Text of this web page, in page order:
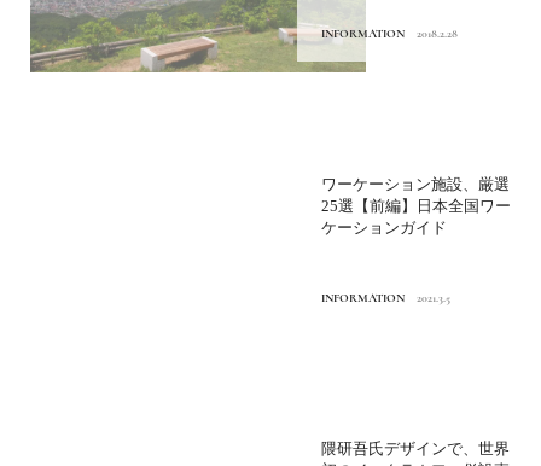
INFORMATION 2018.2.28
ワーケーション施設、厳選
25選【前編】日本全国ワー
ケーションガイド
INFORMATION 2021.3.5
隈研吾氏デザインで、世界